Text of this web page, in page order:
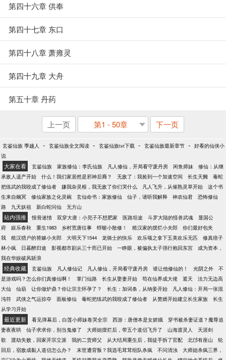
第四十六章 供奉
第四十七章 东口
第四十八章 萧雍灵
第四十九章 大舟
第五十章 丹药
上一页 第1 - 50章 下一页
玄鉴仙族 季越人 - 玄鉴仙族全文阅读 - 玄鉴仙族txt下载 - 玄鉴仙族最新章节 - 好看的仙侠小
说
大家在看 玄鉴仙族 家族修仙：李氏仙族 凡人修仙，开局看守废丹房 闲鱼师妹
修仙：从继
承敌人遗产开始
什么！我们家居然是邪神后裔？ 无敌了：我捡到一个加速空间 长生天阙
毒蛇
把练武的我咬成了修仙者
嫌我杂灵根，我无敌了你们哭什么 凡人飞升，从催熟灵草开始
这个书
生来自幽冥
修仙家族之化灵碗 玄仙命书：家族修仙 仙子，请听我解释 神农仙君
恐怖修仙
路
九天妖祖 新白蛇问仙 无方山
站内强推 恨骨迷情 双穿大唐：小兕子不想肥家 医路坦途 斗罗大陆的怪兽武魂
显国公
府
娱乐春秋 重生1983 乡村荒唐往事 蜉蝣小散修！ 糙汉家的摆烂小夫郎
你们最好包夹
我
糙汉猎户的替嫁小夫郎 大明天下1544 龙骑士的快乐 欢乐颂之拿下五美欢乐无匹
修真痞子
林小疯
日暮醉归途 影视都市剧从三十而已开始 一睁眼，被偏执太子强行抱回东宫
成为资本，
我在华娱破风斩浪
经典收藏 玄鉴仙族 凡人修仙记 凡人修仙，开局看守废丹房 谁让他修仙的！ 光阴之外
不
是游戏吗？怎么你们真修仙啊！
掌门仙路 长生从娶妻开始 苟在仙界成大佬 遮天
法力无边高
大仙
仙葫 让你做炉鼎？你让宗主怀孕了？ 长生：加词条，从纳妾开始
凡人修仙：开局一张混
沌符
武侠之气运掠夺 面板修仙 毒蛇把练武的我咬成了修仙者 从赘婿开始建立长生家族
长生
从学习开始
最近更新 看见弹幕后，白莲小师妹卷哭全宗 西游：唐僧本是女娇娥
穿书被杀妻证道？魔尊追
妻夜夜哄
仙子求求你，别当鬼修了 大师姐摆烂后，带五个道侣飞升了 山海渡灵人
天涯剑
歌
渡劫失败，回家开宗立派 我的二货师父 从大结局重生后，我徒手拆了官配 北邙有座山
轮
回后，宿敌成黏人道侣怎么办？
末世遭背叛？我选毛茸茸组队杀疯 不问清浊
大师姐杀疯三界，